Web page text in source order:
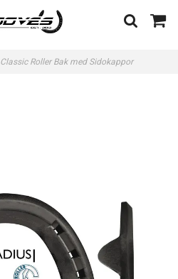
Classic Roller Bak med Sidokappor